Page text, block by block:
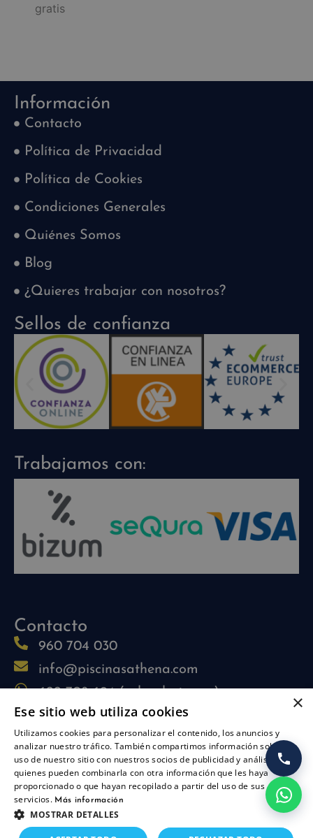
gratis
Información
Contacto
Política de Privacidad
Política de Cookies
Condiciones Generales
Quiénes Somos
Blog
¿Quieres trabajar con nosotros?
Sellos de confianza
Trabajamos con:
Contacto
960 704 030
info@piscinasathena.com
622 708 694 (solo whatsapp)
L-V: 09:30h-13:30h
L-J: 15:30h-17:30h
Síguenos
×
Ese sitio web utiliza cookies
Utilizamos cookies para personalizar el contenido, los anuncios y
analizar nuestro tráfico. También compartimos información sobre su
uso de nuestro sitio con nuestros socios de publicidad y análisis,
quienes pueden combinarla con otra información que les haya
proporcionado o que hayan recopilado a partir del uso de sus
servicios. Más información
MOSTRAR DETALLES